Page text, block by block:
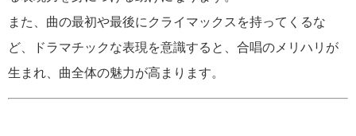
また、曲の最初や最後にクライマックスを持ってくるな
ど、ドラマチックな表現を意識すると、合唱のメリハリが
生まれ、曲全体の魅力が高まります。